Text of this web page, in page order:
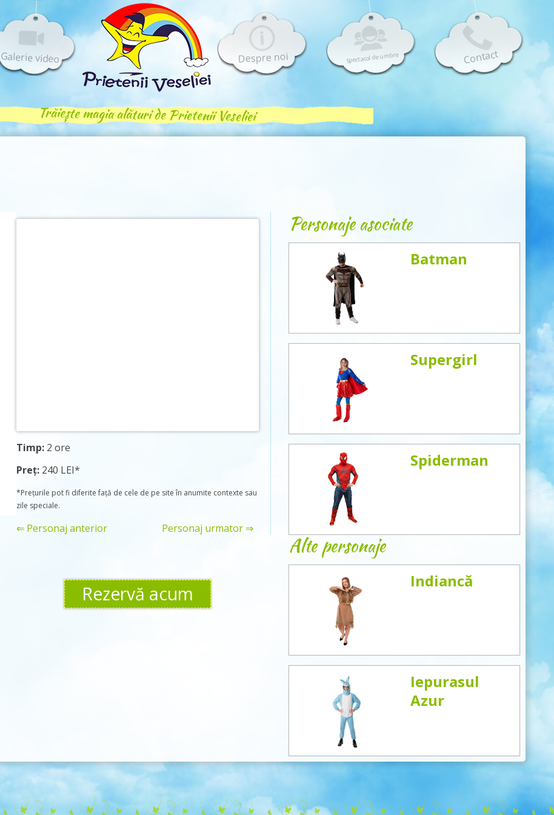
Galerie video Despre noi Spectacol de umbre Contact
Trăiește magia alături de Prietenii Veseliei
Timp: 2 ore
Preț: 240 LEI*
*Prețurile pot fi diferite față de cele de pe site în anumite contexte sau
zile speciale.
Rezervă acum
⇐ Personaj anterior Personaj urmator ⇒
Personaje asociate
Batman
Supergirl
Spiderman
Alte personaje
Indiancă
Iepurasul
Azur